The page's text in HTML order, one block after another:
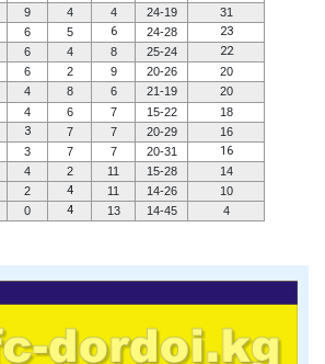
9 4 4 24-19
31
6 5 6 24-28 23
6 4 8 25-24 22
6 2 9 20-26
20
4 8 6 21-19
20
4 6 7 15-22
18
3 7 7 20-29
16
3 7 7 20-31 16
4 2 11 15-28
14
2 4 11 14-26
10
0 4 13 14-45 4